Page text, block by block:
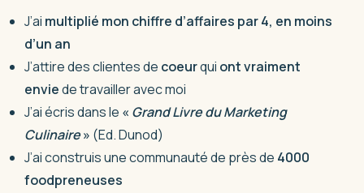
J’ai multiplié mon chiffre d’affaires par 4, en moins
d’un an
J’attire des clientes de coeurqui ont vraiment
enviede travailler avec moi
J’ai écris dans le « Grand Livre du Marketing
Culinaire» (Ed. Dunod)
J’ai construis une communauté de près de 4000
foodpreneuses